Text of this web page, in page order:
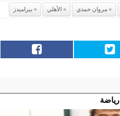
مروان حمدي الأهلي بيراميدز
رياضة